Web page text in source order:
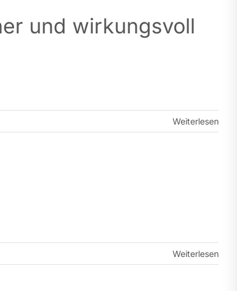
und wirkungsvoll
Weiterlesen
Weiterlesen